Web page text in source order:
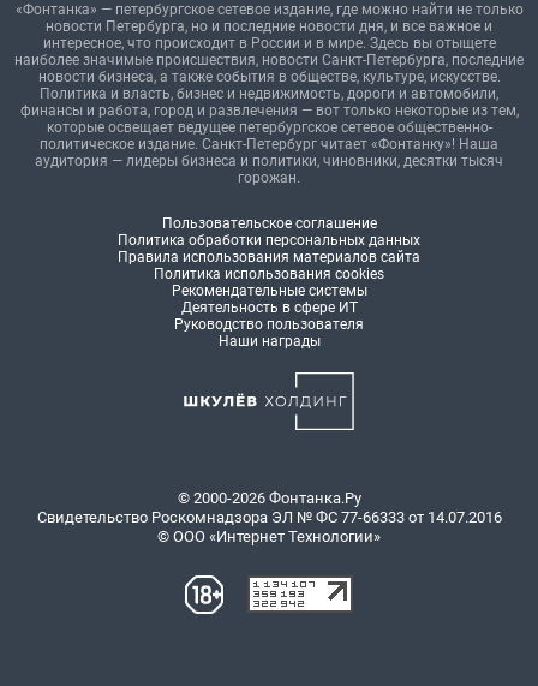
«Фонтанка» — петербургское сетевое издание, где можно найти не только
новости Петербурга, но и последние новости дня, и все важное и
интересное, что происходит в России и в мире. Здесь вы отыщете
наиболее значимые происшествия, новости Санкт-Петербурга, последние
новости бизнеса, а также события в обществе, культуре, искусстве.
Политика и власть, бизнес и недвижимость, дороги и автомобили,
финансы и работа, город и развлечения — вот только некоторые из тем,
которые освещает ведущее петербургское сетевое общественно-
политическое издание. Санкт-Петербург читает «Фонтанку»! Наша
аудитория — лидеры бизнеса и политики, чиновники, десятки тысяч
горожан.
Пользовательское соглашение
Политика обработки персональных данных
Правила использования материалов сайта
Политика использования cookies
Рекомендательные системы
Деятельность в сфере ИТ
Руководство пользователя
Наши награды
© 2000-2026 Фонтанка.Ру
Свидетельство Роскомнадзора ЭЛ № ФС 77-66333 от 14.07.2016
© ООО «Интернет Технологии»